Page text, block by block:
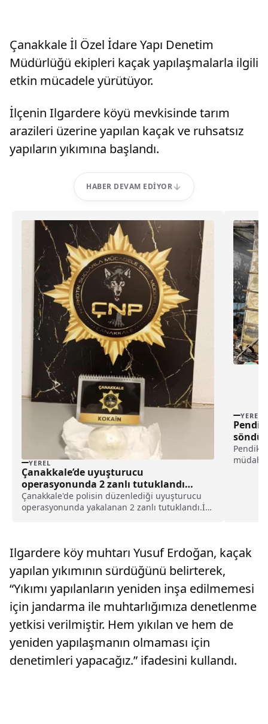
Çanakkale İl Özel İdare Yapı Denetim
Müdürlüğü ekipleri kaçak yapılaşmalarla ilgili
etkin mücadele yürütüyor.
İlçenin Ilgardere köyü mevkisinde tarım
arazileri üzerine yapılan kaçak ve ruhsatsız
yapıların yıkımına başlandı.
HABER DEVAM EDIYOR
YEREL
Çanakkale’de uyuşturucu
operasyonunda 2 zanlı tutuklandı
haberi
Çanakkale'de polisin düzenlediği uyuşturucu
operasyonunda yakalanan 2 zanlı tutuklandı.İl
yönelik çalışmalar kapsamınd...
YEREL
Ilgardere köy muhtarı Yusuf Erdoğan, kaçak
yapılan yıkımının sürdüğünü belirterek,
“Yıkımı yapılanların yeniden inşa edilmemesi
için jandarma ile muhtarlığımıza denetlenme
yetkisi verilmiştir. Hem yıkılan ve hem de
yeniden yapılaşmanın olmaması için
denetimleri yapacağız.” ifadesini kullandı.